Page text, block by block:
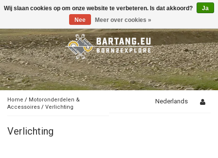
Toggle
Home / Motoronderdelen &
Accessoires / Verlichting
Nederlands
Verlichting
Wij slaan cookies op om onze website te verbeteren. Is dat akkoord?
Ja
Nee
Meer over cookies »